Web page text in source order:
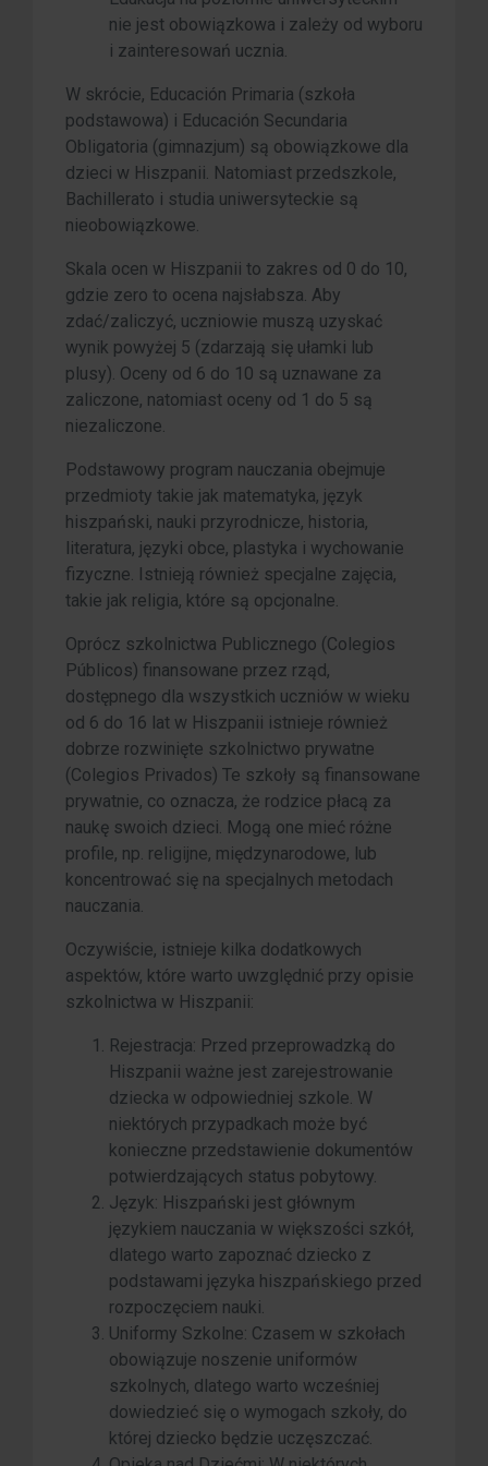
nie jest obowiązkowa i zależy od wyboru
i zainteresowań ucznia.
W skrócie, Educación Primaria (szkoła
podstawowa) i Educación Secundaria
Obligatoria (gimnazjum) są obowiązkowe dla
dzieci w Hiszpanii. Natomiast przedszkole,
Bachillerato i studia uniwersyteckie są
nieobowiązkowe.
Skala ocen w Hiszpanii to zakres od 0 do 10,
gdzie zero to ocena najsłabsza. Aby
zdać/zaliczyć, uczniowie muszą uzyskać
wynik powyżej 5 (zdarzają się ułamki lub
plusy). Oceny od 6 do 10 są uznawane za
zaliczone, natomiast oceny od 1 do 5 są
niezaliczone.
Podstawowy program nauczania obejmuje
przedmioty takie jak matematyka, język
hiszpański, nauki przyrodnicze, historia,
literatura, języki obce, plastyka i wychowanie
fizyczne. Istnieją również specjalne zajęcia,
takie jak religia, które są opcjonalne.
Oprócz szkolnictwa Publicznego (Colegios
Públicos) finansowane przez rząd,
dostępnego dla wszystkich uczniów w wieku
od 6 do 16 lat w Hiszpanii istnieje również
dobrze rozwinięte szkolnictwo prywatne
(Colegios Privados) Te szkoły są finansowane
prywatnie, co oznacza, że rodzice płacą za
naukę swoich dzieci. Mogą one mieć różne
profile, np. religijne, międzynarodowe, lub
koncentrować się na specjalnych metodach
nauczania.
Oczywiście, istnieje kilka dodatkowych
aspektów, które warto uwzględnić przy opisie
szkolnictwa w Hiszpanii:
Rejestracja: Przed przeprowadzką do
Hiszpanii ważne jest zarejestrowanie
dziecka w odpowiedniej szkole. W
niektórych przypadkach może być
konieczne przedstawienie dokumentów
potwierdzających status pobytowy.
Język: Hiszpański jest głównym
językiem nauczania w większości szkół,
dlatego warto zapoznać dziecko z
podstawami języka hiszpańskiego przed
rozpoczęciem nauki.
Uniformy Szkolne: Czasem w szkołach
obowiązuje noszenie uniformów
szkolnych, dlatego warto wcześniej
dowiedzieć się o wymogach szkoły, do
której dziecko będzie uczęszczać.